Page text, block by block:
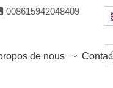
008615942048409
de nous